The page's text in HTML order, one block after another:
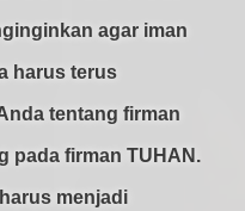
agar iman
harus terus
tentang firman
pada firman TUHAN.
menjadi